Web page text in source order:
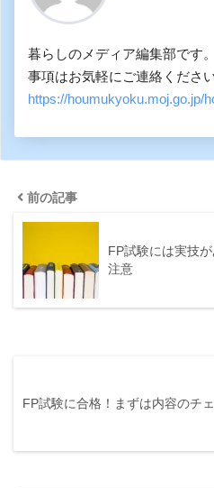
暮らしのメディア編集部です
事項はお気軽にご連絡くださ
https://houmukyoku.moj.go.jp/
前の記事
FP試験には実技
注意
FP試験に合格！まずは内容のチ